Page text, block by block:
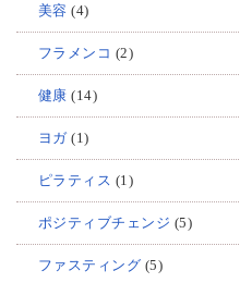
美容 (4)
フラメンコ (2)
健康 (14)
ヨガ(1)
ピラティス (1)
ポジティブチェンジ (5)
ファスティング (5)